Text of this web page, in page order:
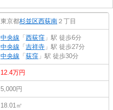
東京都杉並区西荻南 ２丁目
中央線 「 西荻窪 」駅 徒歩6分
中央線 「 吉祥寺 」駅 徒歩27分
中央線 「 荻窪 」駅 徒歩30分
12.4万円
5,000円
18.01㎡